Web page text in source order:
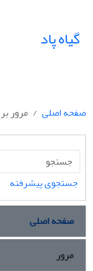
گیاه پاد
صفحه اصلی مرور
جستجوی پیشرفته
صفحه اصلی
مرور